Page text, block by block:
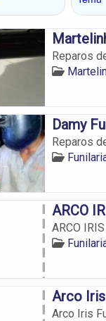
Reparos
Damy
Reparos
ARCO
ARCO
Arco
Arco Iris